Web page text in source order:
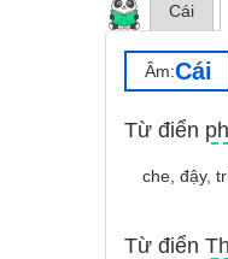
Cái
Âm:Cái
Từ điển
che, đậy,
Từ điển